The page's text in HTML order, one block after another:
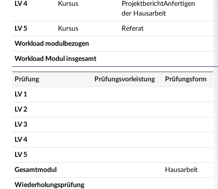
LV 4 Kursus
ProjektberichtAnfertigen
der Hausarbeit
LV 5 Kursus Referat
Workload modulbezogen
Workload Modul insgesamt
Prüfung Prüfungsvorleistung Prüfungsform
LV 1
LV 2
LV 3
LV 4
LV 5
Gesamtmodul Hausarbeit
Wiederholungsprüfung